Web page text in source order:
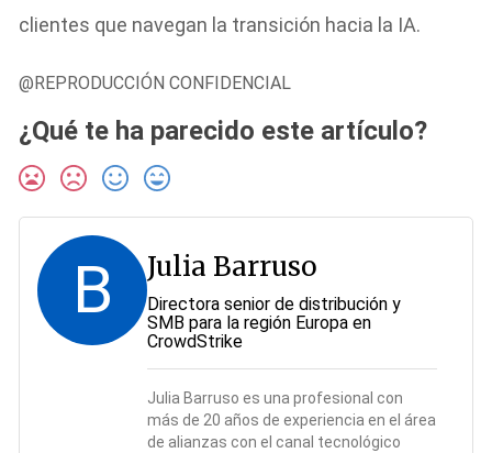
clientes que navegan la transición hacia la IA.
@REPRODUCCIÓN CONFIDENCIAL
¿Qué te ha parecido este artículo?
B Julia Barruso
Directora senior de distribución y
SMB para la región Europa en
CrowdStrike
Julia Barruso es una profesional con
más de 20 años de experiencia en el área
de alianzas con el canal tecnológico